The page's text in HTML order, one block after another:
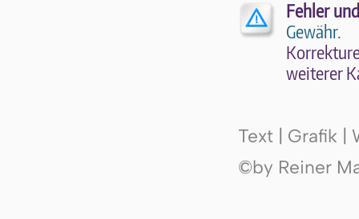
Fehler
Gewähr.
wei­te­rer
Text | Grafik |
©by Reiner